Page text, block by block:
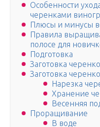
Особенности
черенками
Плюсы и минусы
Правила
полосе для
Подготовка
Заготовка
Заготовка
Нарезка
Хранение
Весенняя
Проращивание
В воде